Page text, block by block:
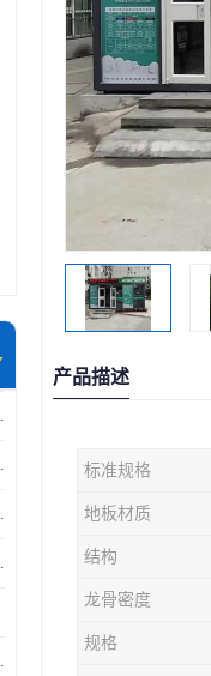
观简洁
场合
且方便
值高
中投放
产品描述
标准规格
地板材质
结构
龙骨密度
规格